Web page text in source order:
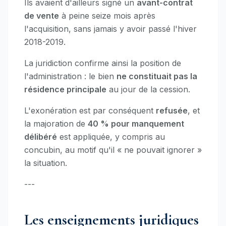
Ils avaient d'ailleurs signé un avant-contrat
de vente à peine seize mois après
l'acquisition, sans jamais y avoir passé l'hiver
2018-2019.
La juridiction confirme ainsi la position de
l'administration : le bien ne constituait pas la
résidence principale au jour de la cession.
L'exonération est par conséquent refusée, et
la majoration de 40 % pour manquement
délibéré est appliquée, y compris au
concubin, au motif qu'il « ne pouvait ignorer »
la situation.
---
Les enseignements juridiques